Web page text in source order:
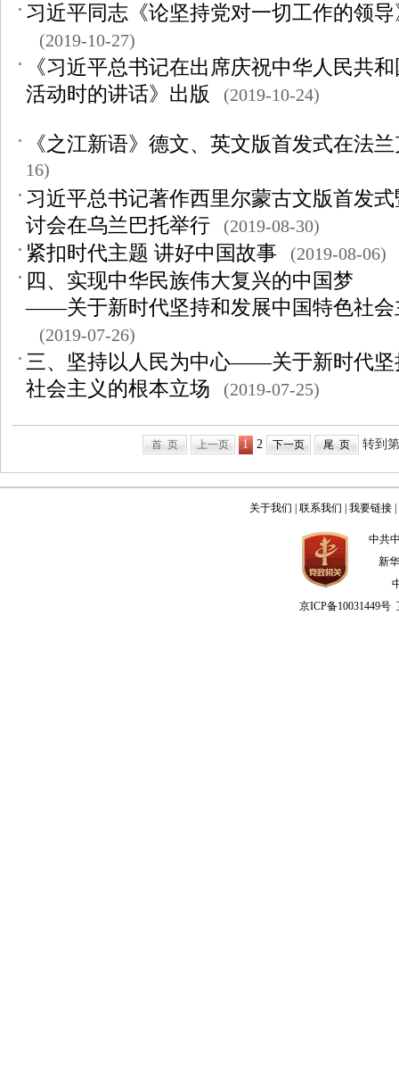
习近平同志《论坚持党对一切工作的领
(2019-10-27)
《习近平总书记在出席庆祝中华人民共
活动时的讲话》出版
(2019-10-24)
《之江新语》德文、英文版首发式在法
16)
习近平总书记著作西里尔蒙古文版首发
讨会在乌兰巴托举行
(2019-08-30)
紧扣时代主题 讲好中国故事 (2019-08-06)
四、实现中华民族伟大复兴的中国梦
——关于新时代坚持和发展中国特色社会
(2019-07-26)
三、坚持以人民为中心——关于新时代坚
社会主义的根本立场
(2019-07-25)
首 页 上一页 1 2 下一页 尾 页 转到
关于我们 联系我们 我要链接
中共
新
京ICP备10031449号